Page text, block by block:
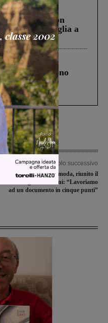
di Castiglion
ucciso la figlia a
in cui morirono
schianto, il
fra tir....
Articolo successivo
Crisi del comparto moda, riunito il
tavolo regionale. Giani: “Lavoriamo
ad un documento in cinque punti”